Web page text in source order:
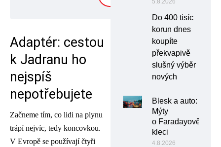
Adaptér: cestou
k Jadranu ho
nejspíš
nepotřebujete
Začneme tím, co lidi na plynu
trápí nejvíc, tedy koncovkou.
V Evropě se používají čtyři
5.8.2026
Do 400 tisíc
korun dnes
koupíte
překvapivě
slušný výběr
nových
Blesk a auto:
Mýty
o Faradayově
kleci
4.8.2026